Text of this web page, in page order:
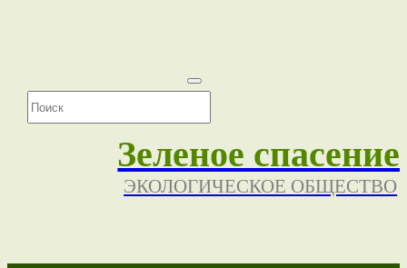
Зеленое спасение
ЭКОЛОГИЧЕСКОЕ ОБЩЕСТВО